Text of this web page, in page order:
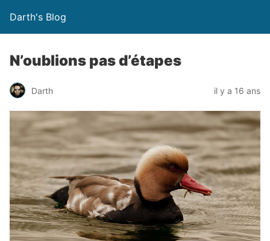
Darth's Blog
N’oublions pas d’étapes
Darth il y a 16 ans